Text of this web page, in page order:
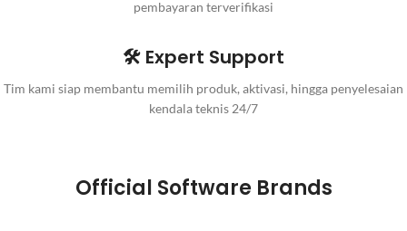
pembayaran terverifikasi
🛠️ Expert Support
Tim kami siap membantu memilih produk, aktivasi, hingga penyelesaian
kendala teknis 24/7
Official Software Brands